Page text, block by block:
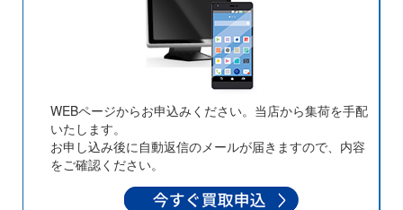
WEBページからお申込みください。当店から集荷を手配
いたします。
お申し込み後に自動返信のメールが届きますので、内容
をご確認ください。